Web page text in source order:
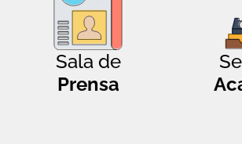
Sala de
Prensa